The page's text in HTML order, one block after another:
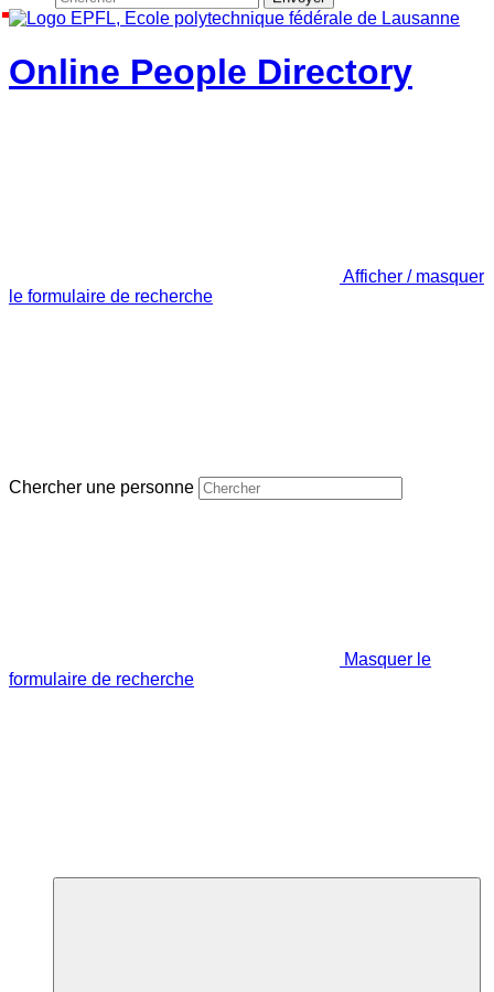
Online People Directory
Afficher / masquer
le formulaire de recherche
Chercher une personne
Masquer le
formulaire de recherche